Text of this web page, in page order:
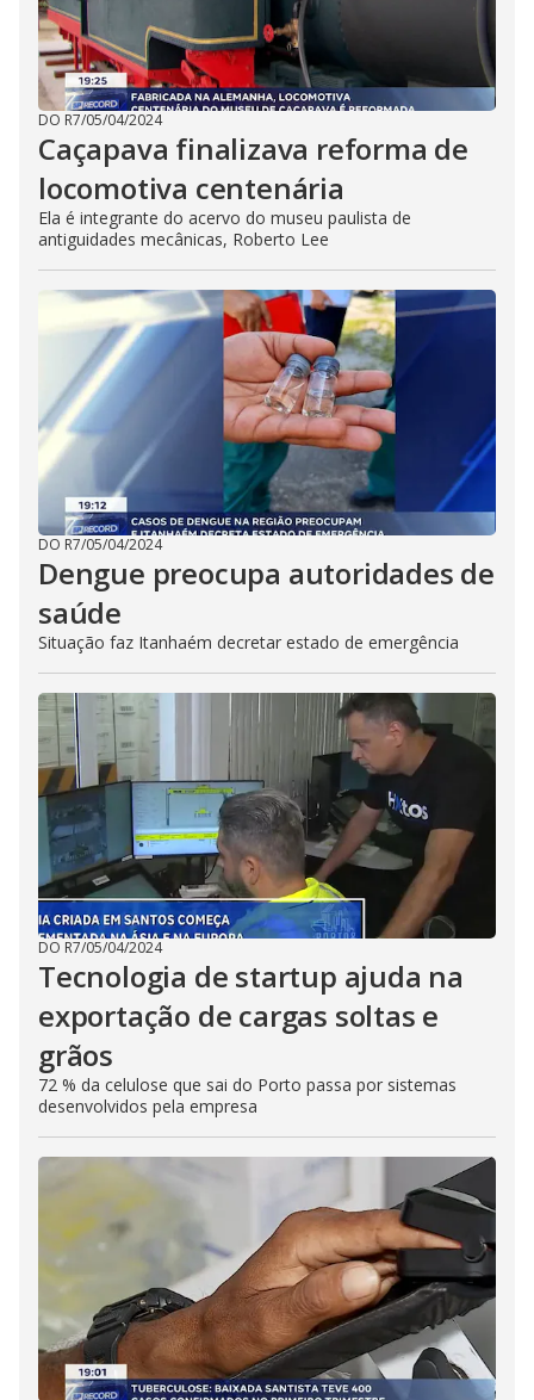
DO R7/05/04/2024
Caçapava finalizava reforma de
locomotiva centenária
Ela é integrante do acervo do museu paulista de
antiguidades mecânicas, Roberto Lee
DO R7/05/04/2024
Dengue preocupa autoridades de
saúde
Situação faz Itanhaém decretar estado de emergência
DO R7/05/04/2024
Tecnologia de startup ajuda na
exportação de cargas soltas e
grãos
72 % da celulose que sai do Porto passa por sistemas
desenvolvidos pela empresa